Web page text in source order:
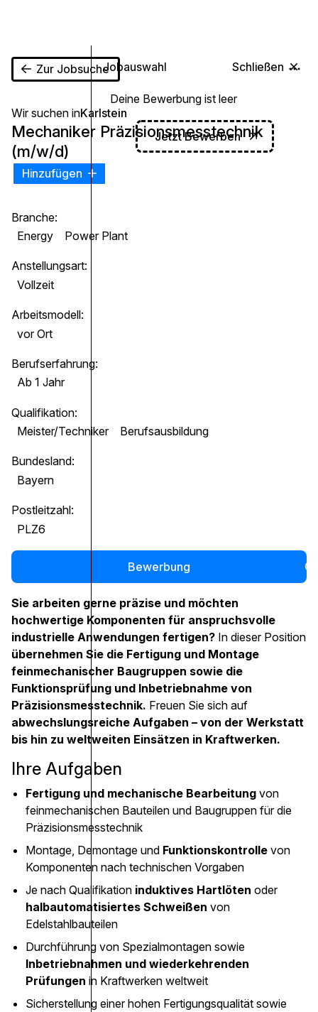
Jobauswahl Schließen
Deine Bewerbung ist leer
Jetzt Bewerben
Zur Jobsuche
Wir suchen inKarlstein
Mechaniker Präzisionsmesstechnik
(m/w/d)
Hinzufügen
Branche:
Energy
Power Plant
Anstellungsart:
Vollzeit
Arbeitsmodell:
vor Ort
Berufserfahrung:
Ab 1 Jahr
Qualifikation:
Meister/Techniker
Berufsausbildung
Bundesland:
Bayern
Postleitzahl:
PLZ6
Bewerbung 0
Sie arbeiten gerne präzise und möchten
hochwertige Komponenten für anspruchsvolle
industrielle Anwendungen fertigen? In dieser Position
übernehmen Sie die Fertigung und Montage
feinmechanischer Baugruppen sowie die
Funktionsprüfung und Inbetriebnahme von
Präzisionsmesstechnik. Freuen Sie sich auf
abwechslungsreiche Aufgaben – von der Werkstatt
bis hin zu weltweiten Einsätzen in Kraftwerken.
Ihre Aufgaben
Fertigung und mechanische Bearbeitung von
feinmechanischen Bauteilen und Baugruppen für die
Präzisionsmesstechnik
Montage, Demontage und Funktionskontrolle von
Komponenten nach technischen Vorgaben
Je nach Qualifikation induktives Hartlöten oder
halbautomatisiertes Schweißen von
Edelstahlbauteilen
Durchführung von Spezialmontagen sowie
Inbetriebnahmen und wiederkehrenden
Prüfungen in Kraftwerken weltweit
Sicherstellung einer hohen Fertigungsqualität sowie